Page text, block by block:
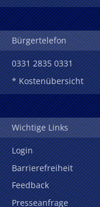
Bürgertelefon
0331 2835 0331
* Kostenübersicht
Wichtige Links
Login
Barrierefreiheit
Feedback
Presseanfrage